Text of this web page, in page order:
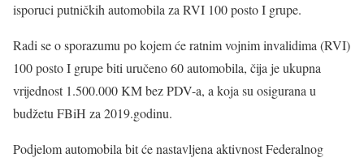
isporuci putničkih automobila za RVI 100 posto I grupe.
Radi se o sporazumu po kojem će ratnim vojnim invalidima (RVI)
100 posto I grupe biti uručeno 60 automobila, čija je ukupna
vrijednost 1.500.000 KM bez PDV-a, a koja su osigurana u
budžetu FBiH za 2019.godinu.
Podjelom automobila bit će nastavljena aktivnost Federalnog